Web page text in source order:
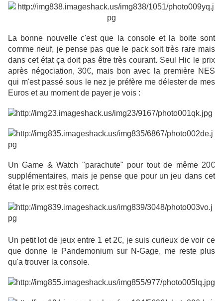
La bonne nouvelle c'est que la console et la boite sont
comme neuf, je pense pas que le pack soit très rare mais
dans cet état ça doit pas être très courant. Seul Hic le prix
après négociation, 30€, mais bon avec la première NES
qui m'est passé sous le nez je préfère me délester de mes
Euros et au moment de payer je vois :
Un Game & Watch "parachute" pour tout de même 20€
supplémentaires, mais je pense que pour un jeu dans cet
état le prix est très correct.
Un petit lot de jeux entre 1 et 2€, je suis curieux de voir ce
que donne le Pandemonium sur N-Gage, me reste plus
qu'a trouver la console.